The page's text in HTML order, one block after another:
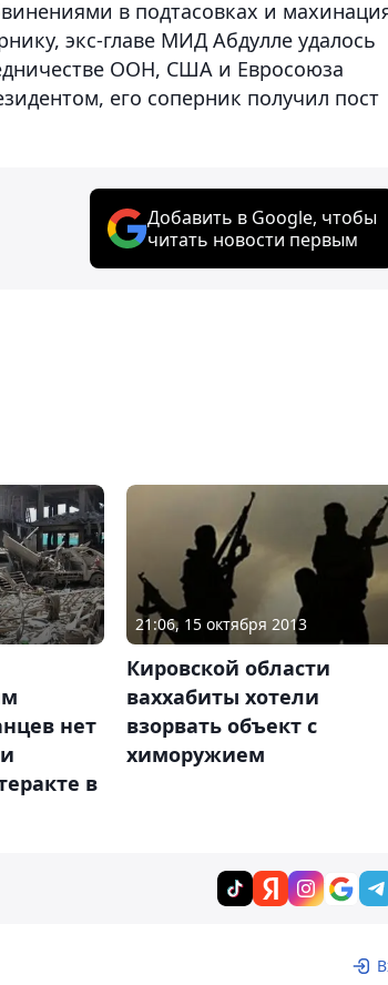
в подтасовках и
экс-главе МИД Абдулле удалось
ООН, США и Евросоюза
его соперник получил пост
Добавить в Google, чтобы
читать новости первым
нет
в
21:06, 15 октября 2013
Кировской области
ваххабиты хотели
взорвать объект с
химоружием